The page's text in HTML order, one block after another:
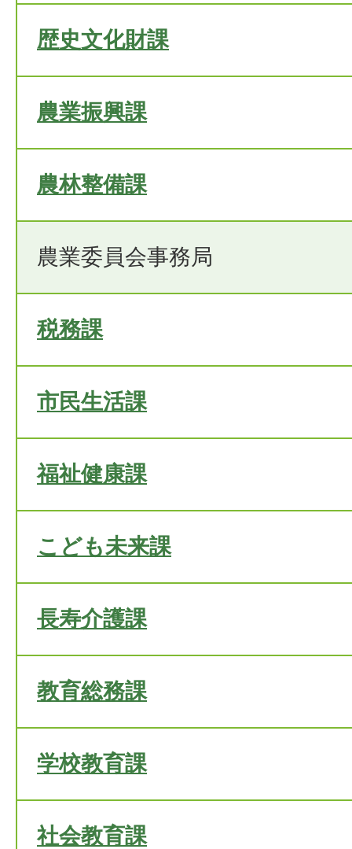
歴史文化財課
農業振興課
農林整備課
農業委員会事務局
税務課
市民生活課
福祉健康課
こども未来課
長寿介護課
教育総務課
学校教育課
社会教育課